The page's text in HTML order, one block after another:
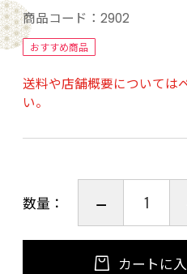
だけます。
20歳未満の飲酒は法律
店は20歳未満の方への
りません。
ご購入時、「ご注文手
ことよりモール会員で
は、お問い合わせ欄への
商品コード： 2902
おすすめ商品
送料や店舗概要については
い。
数量：
カートに